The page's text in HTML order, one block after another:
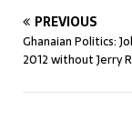
PREVIOUS
Ghanaian Politics:
2012 without Jerry